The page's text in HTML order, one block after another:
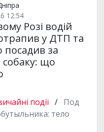
12:54
Розі водій
у ДТП та
посадив за
що
події / Под
тело